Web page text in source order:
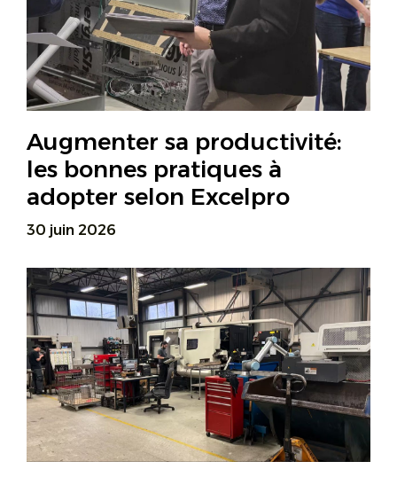
Augmenter sa productivité:
les bonnes pratiques à
adopter selon Excelpro
30 juin 2026